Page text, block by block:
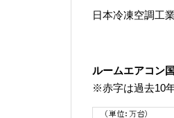
日本冷凍空調工
ルームエアコン
※赤字は過去10